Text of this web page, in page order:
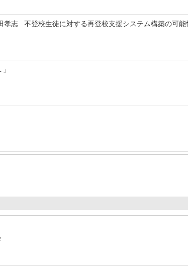
孝志 不登校生徒に対する再登校支援システム構築の可能
」